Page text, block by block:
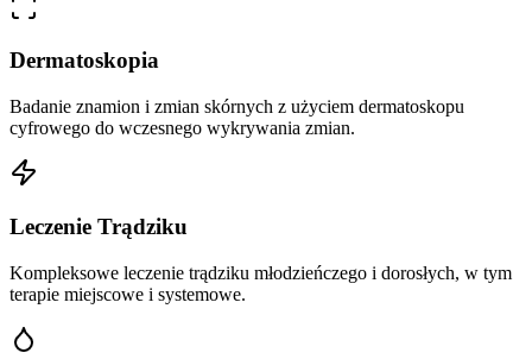
Dermatoskopia
Badanie znamion i zmian skórnych z użyciem dermatoskopu
cyfrowego do wczesnego wykrywania zmian.
Leczenie Trądziku
Kompleksowe leczenie trądziku młodzieńczego i dorosłych, w tym
terapie miejscowe i systemowe.